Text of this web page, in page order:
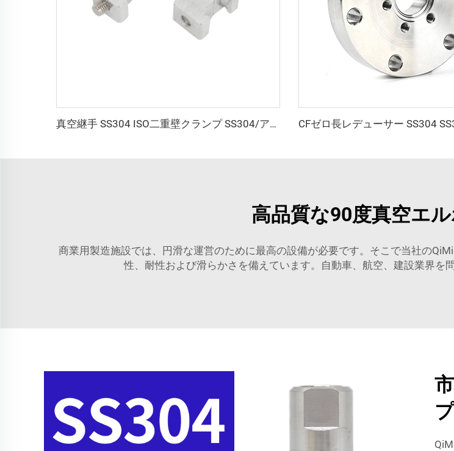
真空継手 SS304 ISO二重壁クランプ SS304/アルミニウム ステンレス鋼 M10 高品質クランプフランジ
高品質な90度真空エ
商業用製造施設では、円滑な運営のために最高の設備が必要です。そこで当社の
性、耐性および滑らかさを備えています。自動車、航空、建設業界を